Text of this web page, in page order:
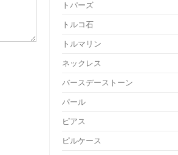
トパーズ
トルコ石
トルマリン
ネックレス
バースデーストーン
パール
ピアス
ピルケース